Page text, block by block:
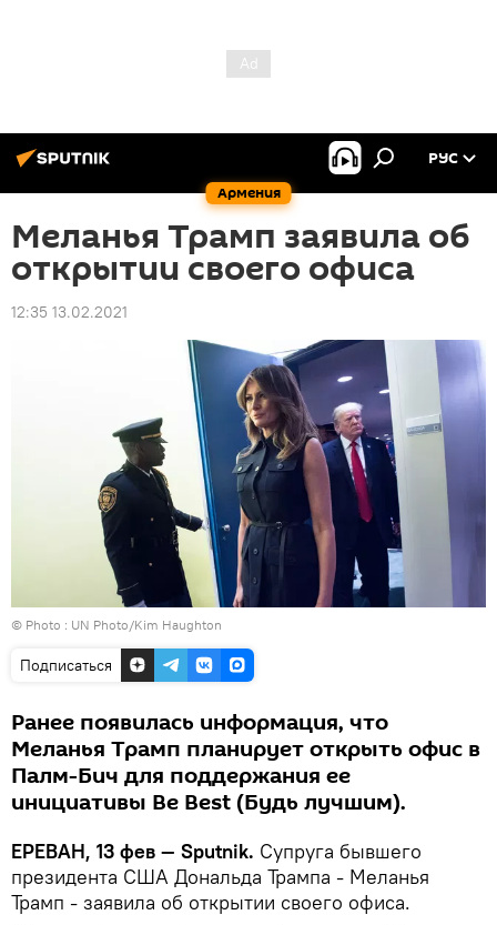
Армения
РУС
Меланья Трамп заявила об
открытии своего офиса
12:35 13.02.2021
© Photo : UN Photo/Kim Haughton
Подписаться
Ранее появилась информация, что
Меланья Трамп планирует открыть офис в
Палм-Бич для поддержания ее
инициативы Be Best (Будь лучшим).
ЕРЕВАН, 13 фев — Sputnik. Супруга бывшего
президента США Дональда Трампа - Меланья
Трамп - заявила об открытии своего офиса.